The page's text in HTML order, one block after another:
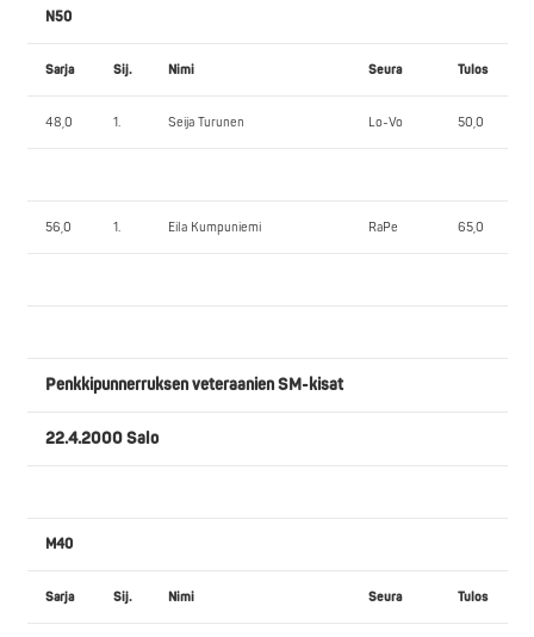
N50
Sarja Sij. Nimi Seura Tulos
48,0 1. Seija Turunen Lo-Vo 50,0
56,0 1. Eila Kumpuniemi RaPe 65,0
Penkkipunnerruksen veteraanien SM-kisat
22.4.2000 Salo
M40
Sarja Sij. Nimi Seura Tulos